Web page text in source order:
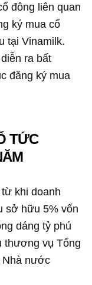
đông liên quan
ký mua cổ
tại Vinamilk.
ra bất
đăng ký mua
TỨC
khi doanh
sở hữu 5% vốn
dáng tỷ phú
thương vụ Tổng
Nhà nước